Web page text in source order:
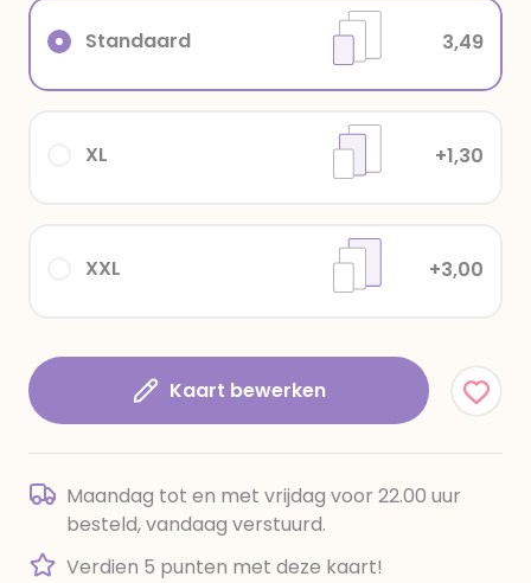
XXL +3,00
XL +1,30
Standaard 3,49
Kaart bewerken
Maandag tot en met vrijdag voor 22.00 uur
besteld, vandaag verstuurd.
Verdien 5 punten met deze kaart!